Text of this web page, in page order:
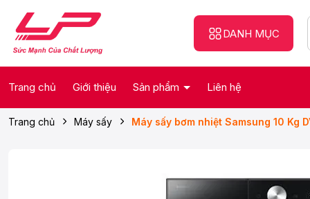
DANH MỤC
Trang chủ Giới thiệu Sản phẩm Liên hệ
Trang chủ Máy sấy Máy sấy bơm nhiệt Samsung 10 Kg